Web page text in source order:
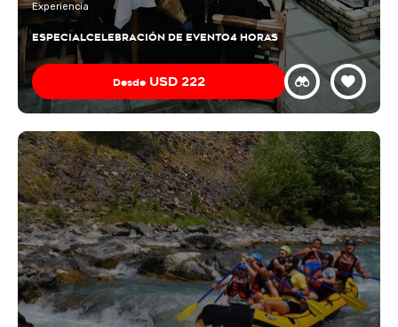
Experiencia
ESPECIALCELEBRACIÓN DE EVENTO4 HORAS
Desde USD 222